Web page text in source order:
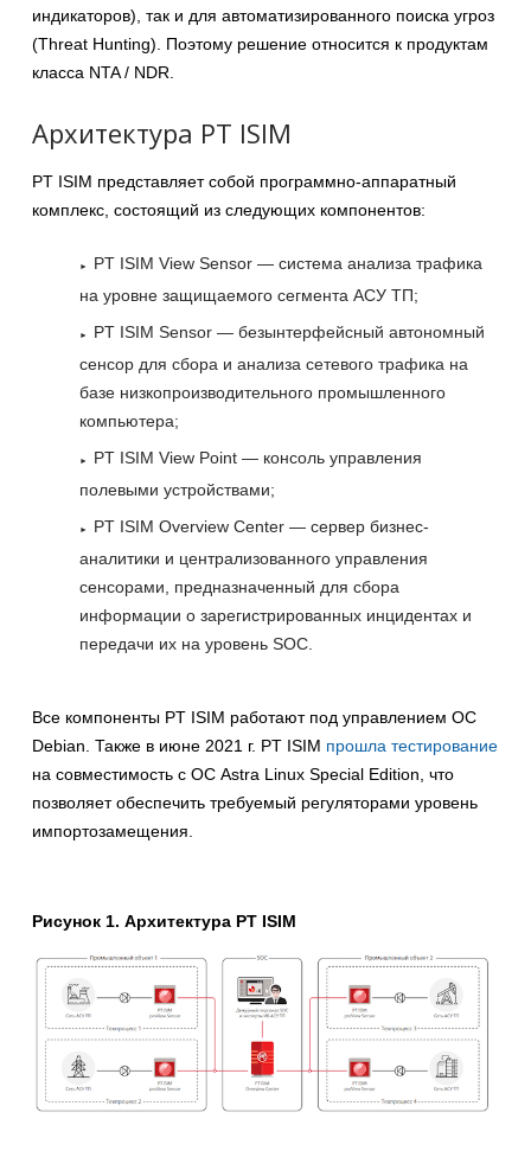
индикаторов), так и для автоматизированного поиска угроз
(Threat Hunting). Поэтому решение относится к продуктам
класса NTA / NDR.
Архитектура PT ISIM
PT ISIM представляет собой программно-аппаратный
комплекс, состоящий из следующих компонентов:
PT ISIM View Sensor — система анализа трафика
на уровне защищаемого сегмента АСУ ТП;
PT ISIM Sensor — безынтерфейсный автономный
сенсор для сбора и анализа сетевого трафика на
базе низкопроизводительного промышленного
компьютера;
PT ISIM View Point — консоль управления
полевыми устройствами;
PT ISIM Overview Center — сервер бизнес-
аналитики и централизованного управления
сенсорами, предназначенный для сбора
информации о зарегистрированных инцидентах и
передачи их на уровень SOC.
Все компоненты PT ISIM работают под управлением ОС
Debian. Также в июне 2021 г. PT ISIM прошла тестирование
на совместимость с ОС Astra Linux Special Edition, что
позволяет обеспечить требуемый регуляторами уровень
импортозамещения.
Рисунок 1. Архитектура PT ISIM